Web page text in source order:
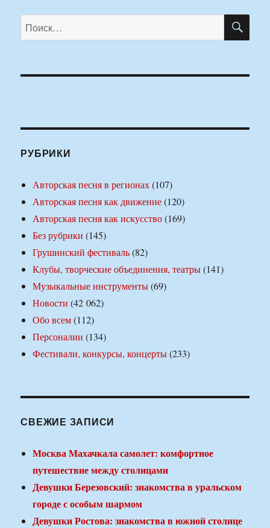
Искать:
РУБРИКИ
Авторская песня в регионах(107)
Авторская песня как движение(120)
Авторская песня как искусство(169)
Без рубрики (145)
Грушинский фестиваль(82)
Клубы, творческие объединения, театры(141)
Музыкальные инструменты(69)
Новости (42 062)
Обо всем(112)
Персоналии (134)
Фестивали, конкурсы, концерты(233)
СВЕЖИЕ ЗАПИСИ
Москва Махачкала самолет: комфортное
путешествие между столицами
Девушки Березовский: знакомства в уральском
городе с особым шармом
Девушки Ростова: знакомства в южной столице